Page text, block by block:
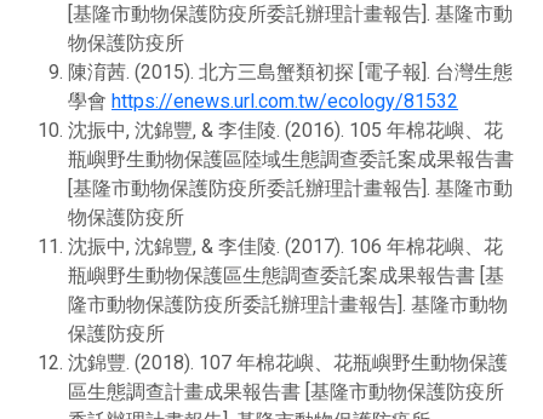
[基隆市動物保護防疫所委託辦理計畫報告]. 基隆市動
物保護防疫所
陳淯茜. (2015). 北方三島蟹類初探 [電子報]. 台灣生態
學會 https://enews.url.com.tw/ecology/81532
沈振中, 沈錦豐, & 李佳陵. (2016). 105 年棉花嶼、花
瓶嶼野生動物保護區陸域生態調查委託案成果報告書
[基隆市動物保護防疫所委託辦理計畫報告]. 基隆市動
物保護防疫所
沈振中, 沈錦豐, & 李佳陵. (2017). 106 年棉花嶼、花
瓶嶼野生動物保護區生態調查委託案成果報告書 [基
隆市動物保護防疫所委託辦理計畫報告]. 基隆市動物
保護防疫所
沈錦豐. (2018). 107 年棉花嶼、花瓶嶼野生動物保護
區生態調查計畫成果報告書 [基隆市動物保護防疫所